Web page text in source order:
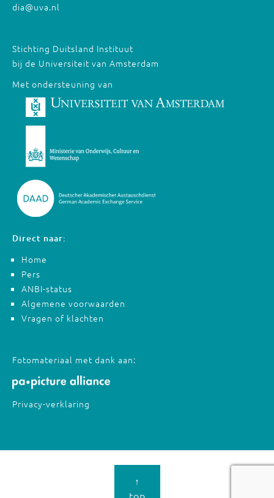
dia@uva.nl
Stichting Duitsland Instituut
bij de Universiteit van Amsterdam
Met ondersteuning van
Direct naar:
Home
Pers
ANBI-status
Algemene voorwaarden
Vragen of klachten
Fotomateriaal met dank aan:
Privacy-verklaring
↑